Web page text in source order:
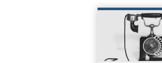
navigation